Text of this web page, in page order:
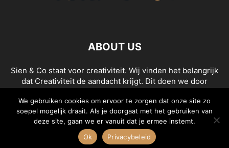
ABOUT US
Sien & Co staat voor creativiteit. Wij vinden het belangrijk
dat Creativiteit de aandacht krijgt. Dit doen we door
leukste tips en tricks om creatief aan de slag te gaan!
© Sien&Co.nl
We gebruiken cookies om ervoor te zorgen dat onze site zo
soepel mogelijk draait. Als je doorgaat met het gebruiken van
deze site, gaan we er vanuit dat je ermee instemt.
Ok
Privacybeleid